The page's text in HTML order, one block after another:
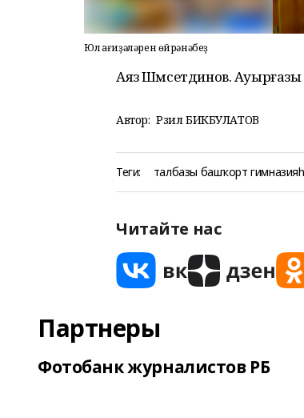
Юл ҡағиҙәләрен өйрәнәбеҙ
Аяз Шәмсетдинов.
Автор: Рәзил БИКБУЛАТОВ
Теги: талбазы башҡорт
Читайте нас
Партнеры
Фотобанк журналистов РБ